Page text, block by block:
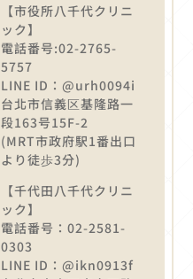
【市役所八千代クリニ
ック】
電話番号:02-2765-
5757
LINE ID：@urh0094i
台北市信義区基隆路一
段163号15F-2
(MRT市政府駅1番出口
より徒歩3分)
【千代田八千代クリニ
ック】
電話番号：02-2581-
0303
LINE ID：@ikn0913f